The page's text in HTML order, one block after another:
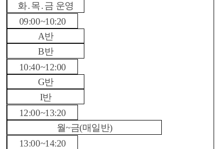
화․목․금 운영
09:00~10:20
A반
B반
10:40~12:00
G반
I반
12:00~13:20
월~금(매일반)
13:00~14:20